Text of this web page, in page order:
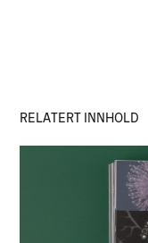
RELATERT INNHOLD